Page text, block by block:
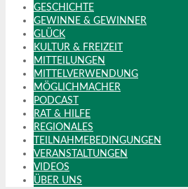
GESCHICHTE
GEWINNE & GEWINNER
GLÜCK
KULTUR & FREIZEIT
MITTEILUNGEN
MITTELVERWENDUNG
MÖGLICHMACHER
PODCAST
RAT & HILFE
REGIONALES
TEILNAHMEBEDINGUNGEN
VERANSTALTUNGEN
VIDEOS
ÜBER UNS